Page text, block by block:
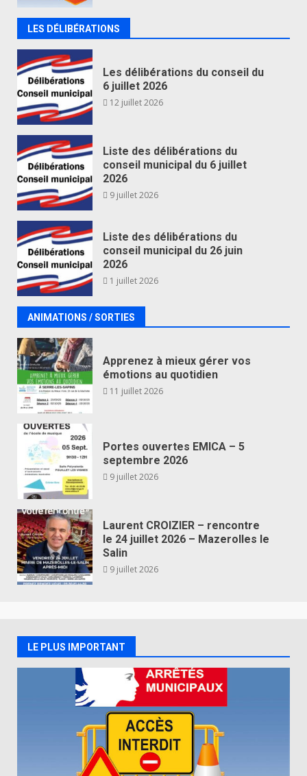
LES DÉLIBÉRATIONS
Les délibérations du conseil du
6 juillet 2026
12 juillet 2026
Liste des délibérations du
conseil municipal du 6 juillet
2026
9 juillet 2026
Liste des délibérations du
conseil municipal du 26 juin
2026
1 juillet 2026
ANIMATIONS / SORTIES
Apprenez à mieux gérer vos
émotions au quotidien
11 juillet 2026
Portes ouvertes EMICA – 5
septembre 2026
9 juillet 2026
Laurent CROIZIER – rencontre
le 24 juillet 2026 – Mazerolles le
Salin
9 juillet 2026
LE PLUS IMPORTANT